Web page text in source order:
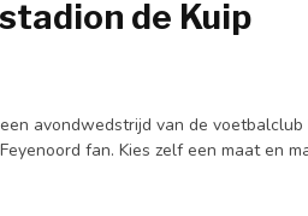
de Kuip
avondwedstrijd van de voetbalclub
fan. Kies zelf een maat en